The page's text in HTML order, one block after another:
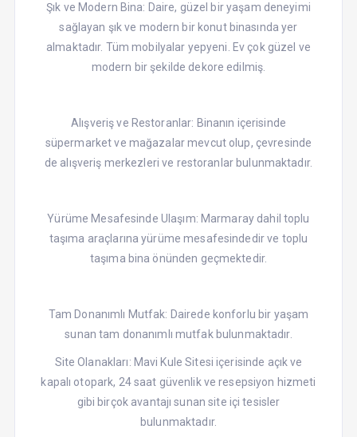
Şık ve Modern Bina: Daire, güzel bir yaşam deneyimi
sağlayan şık ve modern bir konut binasında yer
almaktadır. Tüm mobilyalar yepyeni. Ev çok güzel ve
modern bir şekilde dekore edilmiş.
Alışveriş ve Restoranlar: Binanın içerisinde
süpermarket ve mağazalar mevcut olup, çevresinde
de alışveriş merkezleri ve restoranlar bulunmaktadır.
Yürüme Mesafesinde Ulaşım: Marmaray dahil toplu
taşıma araçlarına yürüme mesafesindedir ve toplu
taşıma bina önünden geçmektedir.
Tam Donanımlı Mutfak: Dairede konforlu bir yaşam
sunan tam donanımlı mutfak bulunmaktadır.
Site Olanakları: Mavi Kule Sitesi içerisinde açık ve
kapalı otopark, 24 saat güvenlik ve resepsiyon hizmeti
gibi birçok avantajı sunan site içi tesisler
bulunmaktadır.